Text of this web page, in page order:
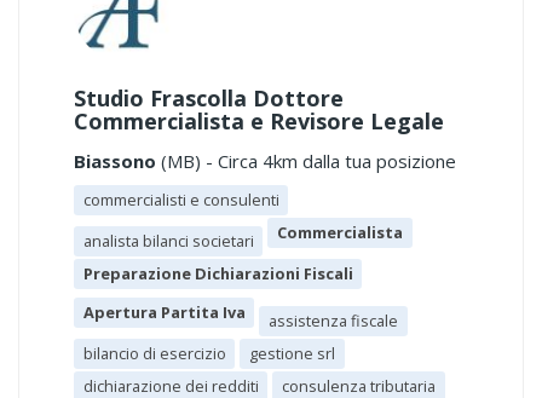
Studio Frascolla Dottore
Commercialista e Revisore Legale
Biassono (MB) - Circa 4km dalla tua posizione
commercialisti e consulenti
analista bilanci societari
Commercialista
Preparazione Dichiarazioni Fiscali
Apertura Partita Iva
assistenza fiscale
bilancio di esercizio
gestione srl
dichiarazione dei redditi
consulenza tributaria